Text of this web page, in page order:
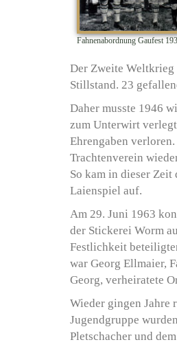
Fahnenabordnung Gaufest
Der Zweite Weltkrieg
Stillstand. 23
Daher musste 1946
zum Unterwirt
Ehrengaben
Trachtenverein
So kam in dieser Zeit
Laienspiel auf.
Am 29. Juni 1963
der Stickerei Worm
Festlichkeit
war Georg Ellmaier,
Georg, verheiratete
Wieder gingen Jahre
Jugendgruppe
Pletschacher und